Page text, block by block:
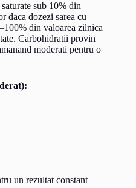
sub 10% din
daca dozezi sarea cu
din valoarea zilnica
Carbohidratii provin
moderati pentru o
un rezultat constant